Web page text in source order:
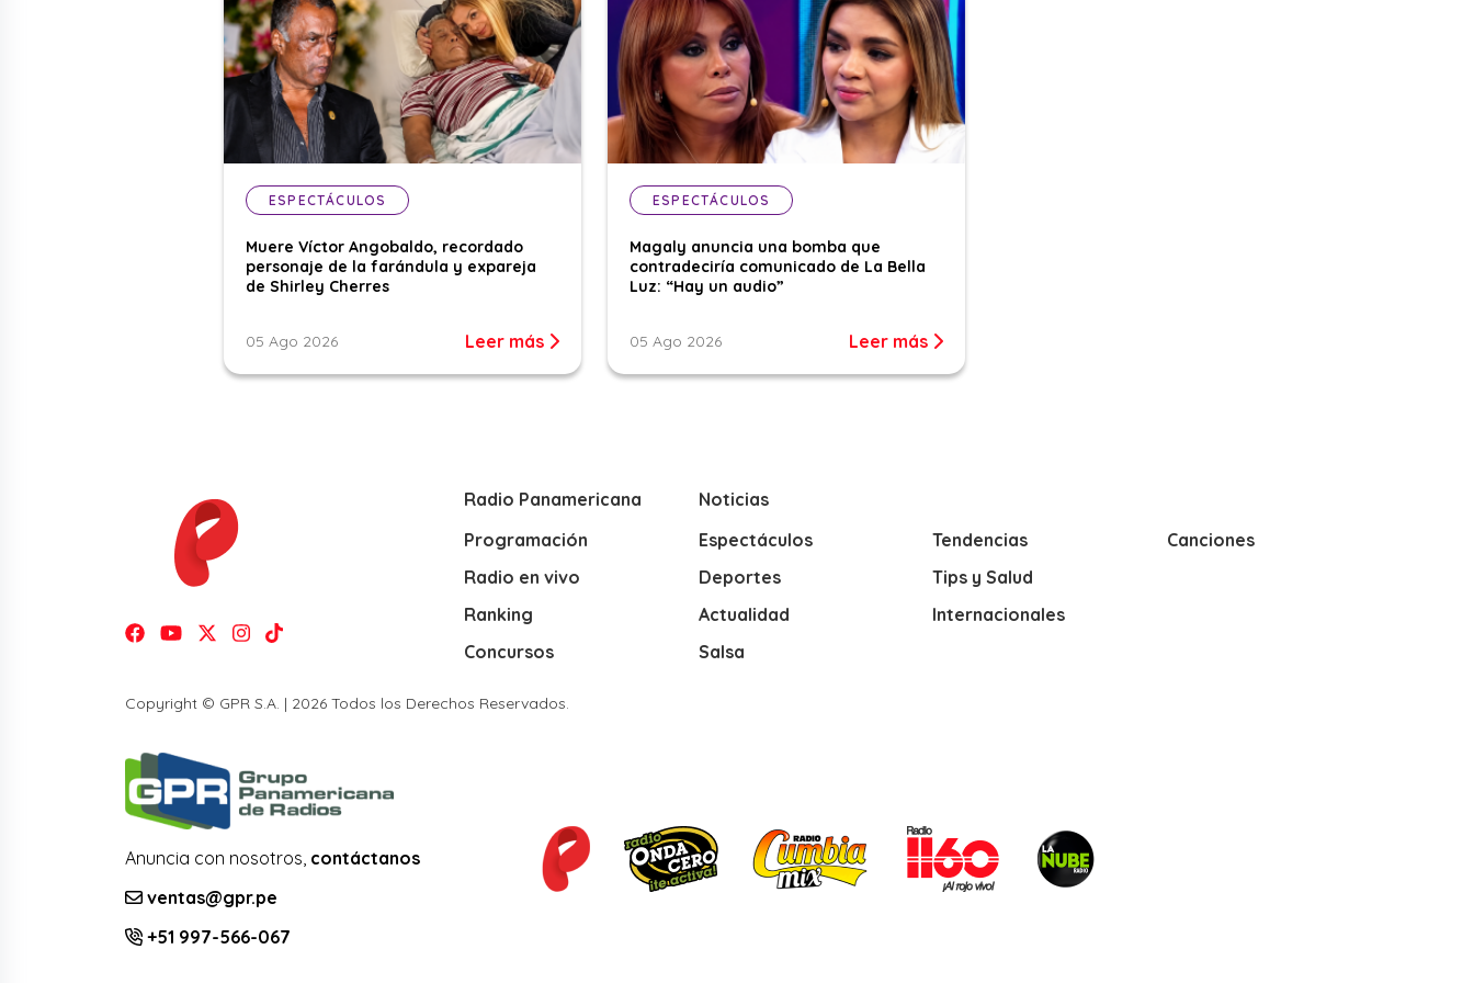
ESPECTÁCULOS
Muere Víctor Angobaldo, recordado
personaje de la farándula y expareja
de Shirley Cherres
05 Ago 2026 Leer más
ESPECTÁCULOS
Magaly anuncia una bomba que
contradeciría comunicado de La Bella
Luz: “Hay un audio”
05 Ago 2026 Leer más
Radio Panamericana
Programación
Radio en vivo
Ranking
Concursos
Noticias
Espectáculos
Deportes
Actualidad
Salsa
Tendencias
Tips y Salud
Internacionales
Canciones
Copyright © GPR S.A. | 2026 Todos los Derechos Reservados.
Anuncia con nosotros, contáctanos
ventas@gpr.pe
+51 997-566-067